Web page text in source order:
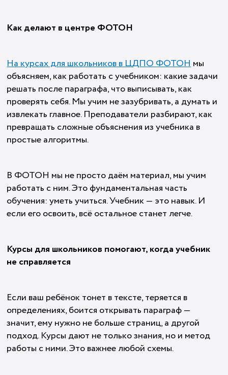
Как делают в центре ФОТОН
На курсах для школьников в ЦДПО ФОТОНмы
объясняем, как работать с учебником: какие задачи
решать после параграфа, что выписывать, как
проверять себя. Мы учим не зазубривать, а думать и
извлекать главное. Преподаватели разбирают, как
превращать сложные объяснения из учебника в
простые алгоритмы.
В ФОТОН мы не просто даём материал, мы учим
работать с ним. Это фундаментальная часть
обучения: уметь учиться. Учебник — это навык. И
если его освоить, всё остальное станет легче.
Курсы для школьников помогают, когда учебник
не справляется
Если ваш ребёнок тонет в тексте, теряется в
определениях, боится открывать параграф —
значит, ему нужно не больше страниц, а другой
подход. Курсы дают не только знания, но и метод
работы с ними. Это важнее любой схемы.